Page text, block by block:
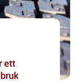
ett